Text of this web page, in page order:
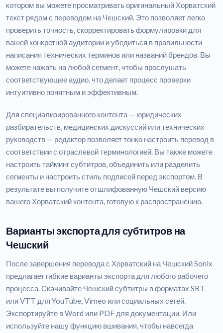
котором вы можете просматривать оригинальный Хорватский
текст рядом с переводом на Чешский. Это позволяет легко
проверить точность, скорректировать формулировки для
вашей конкретной аудитории и убедиться в правильности
написания технических терминов или названий брендов. Вы
можете нажать на любой сегмент, чтобы прослушать
соответствующее аудио, что делает процесс проверки
интуитивно понятным и эффективным.
Для специализированного контента — юридических
разбирательств, медицинских дискуссий или технических
руководств — редактор позволяет тонко настроить перевод в
соответствии с отраслевой терминологией. Вы также можете
настроить тайминг субтитров, объединить или разделить
сегменты и настроить стиль подписей перед экспортом. В
результате вы получите отшлифованную Чешский версию
вашего Хорватский контента, готовую к распространению.
Варианты экспорта для субтитров на
Чешский
После завершения перевода с Хорватский на Чешский Sonix
предлагает гибкие варианты экспорта для любого рабочего
процесса. Скачивайте Чешский субтитры в форматах SRT
или VTT для YouTube, Vimeo или социальных сетей.
Экспортируйте в Word или PDF для документации. Или
используйте нашу функцию вшивания, чтобы навсегда